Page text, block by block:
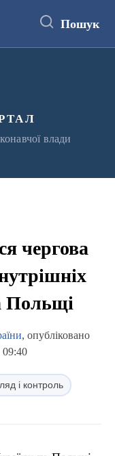
Пошук
влади
чергова
Польщі
, опубліковано
09:40
і контроль